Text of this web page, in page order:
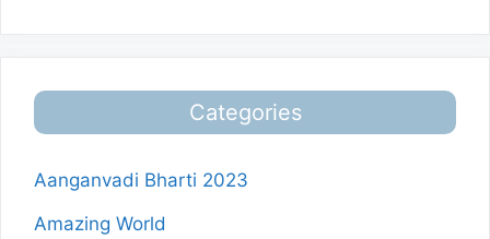
Categories
Aanganvadi Bharti 2023
Amazing World